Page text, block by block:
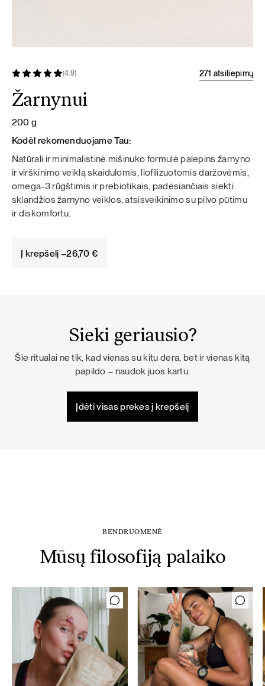
(4.9) 271 atsiliepimų
Žarnynui
200 g
Kodėl rekomenduojame Tau:
Natūrali ir minimalistinė mišinuko formulė palepins žarnyno
ir virškinimo veiklą skaidulomis, liofilizuotomis daržovėmis,
omega-3 rūgštimis ir prebiotikais, padėsiančiais siekti
sklandžios žarnyno veiklos, atsisveikinimo su pilvo pūtimu
ir diskomfortu.
Į krepšelį –26,70€
Sieki geriausio?
Šie ritualai ne tik, kad vienas su kitu dera, bet ir vienas kitą
papildo – naudok juos kartu.
Įdėti visas prekes į krepšelį
BENDRUOMENĖ
Mūsų filosofiją palaiko